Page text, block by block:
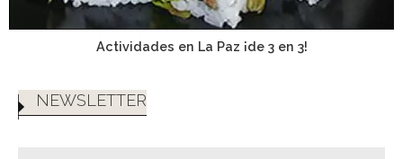
Actividades en La Paz ¡de 3 en 3!
NEWSLETTER